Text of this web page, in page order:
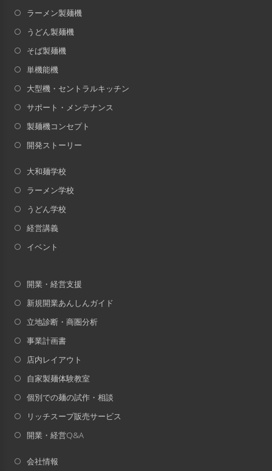
ラーメン製麺機
うどん製麺機
そば製麺機
単機能機
大型機・セントラルキッチン
サポート・メンテナンス
製麺機コンセプト
開発ストーリー
大和麺学校
ラーメン学校
うどん学校
経営講義
イベント
開業・経営支援
新規開業あんしんガイド
立地診断・商圏分析
事業計画書
店内レイアウト
自家製麺体験教室
個別での麺の試作・相談
リッチスープ販売サービス
開業・経営Q&A
会社情報